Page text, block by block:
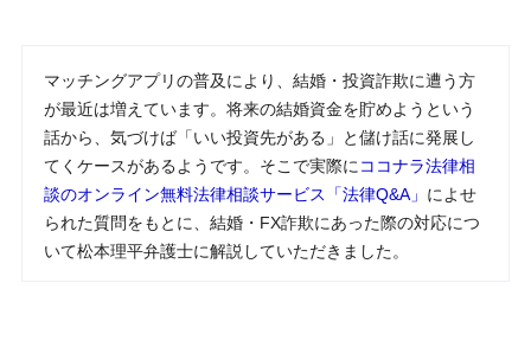
マッチングアプリの普及により、結婚・投資詐欺に遭う方
が最近は増えています。将来の結婚資金を貯めようという
話から、気づけば「いい投資先がある」と儲け話に発展し
てくケースがあるようです。そこで実際に ココナラ法律相
談のオンライン無料法律相談サービス「法律Q&A」 によせ
られた質問をもとに、結婚・FX詐欺にあった際の対応につ
いて松本理平弁護士に解説していただきました。